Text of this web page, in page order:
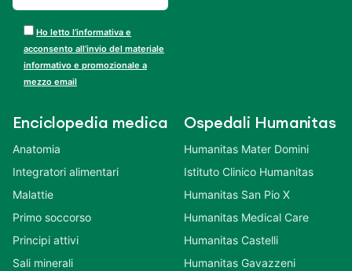
Ho letto l’informativa e
acconsento all’invio del materiale
informativo e promozionale a
mezzo email
Enciclopedia medica
Anatomia
Integratori alimentari
Malattie
Primo soccorso
Principi attivi
Sali minerali
Ospedali Humanitas
Humanitas Mater Domini
Istituto Clinico Humanitas
Humanitas San Pio X
Humanitas Medical Care
Humanitas Castelli
Humanitas Gavazzeni